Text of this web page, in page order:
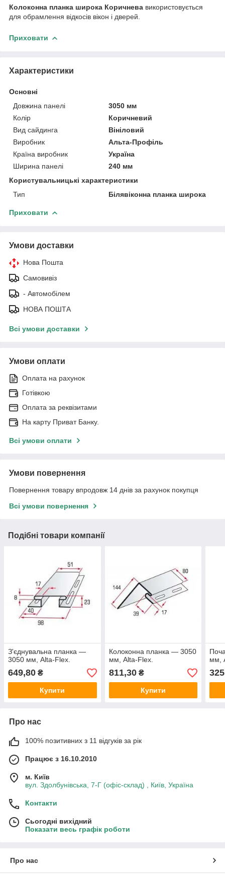
Колоконна планка широка Коричнева використовується
для обрамлення відкосів вікон і дверей.
Приховати
Характеристики
Основні
Довжина панелі
3050 мм
Колір
Коричневий
Вид сайдинга
Вініловий
Виробник
Альта-Профіль
Країна виробник
Україна
Ширина панелі
240 мм
Користувальницькі характеристики
Тип
Білявіконна планка широка
Приховати
Умови доставки
Нова Пошта
Самовивіз
- Автомобілем
НОВА ПОШТА
Всі умови доставки
Умови оплати
Оплата на рахунок
Готівкою
Оплата за реквізитами
На карту Приват Банку.
Всі умови оплати
Умови повернення
Повернення товару впродовж 14 днів за рахунок покупця
Всі умови повернення
Подібні товари компанії
З'єднувальна планка —
3050 мм, Alta-Flex.
649,80 ₴
Купити
Колоконна планка — 3050
мм, Alta-Flex.
811,30₴
Купити
мм,
Про нас
100% позитивних з 11 відгуків за рік
Працює з 16.10.2010
м. Київ
вул. Здолбунівська, 7-Г (офіс-склад) , Київ, Україна
Контакти
Сьогодні вихідний
Показати весь графік роботи
Про нас